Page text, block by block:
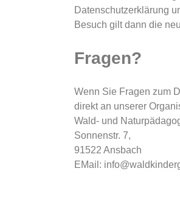
Datenschutzerklärung
Besuch gilt dann die
Fragen?
Wenn Sie Fragen zum
direkt an unserer
Wald- und
Sonnenstr. 7,
91522 Ansbach
EMail: